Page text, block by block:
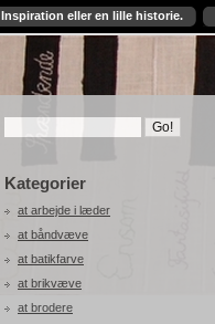
Inspiration eller en lille historie.
Kategorier
at arbejde i læder
at båndvæve
at batikfarve
at brikvæve
at brodere